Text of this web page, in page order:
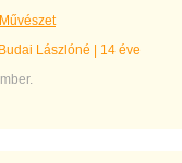
Művészet
Budai Lászlóné
14 éve